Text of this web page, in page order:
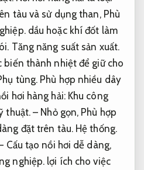
tàu và sử dụng than, Phù
dầu hoặc khí đốt làm
Tăng năng suất sản xuất.
biến thành nhiệt để giữ cho
tùng. Phù hợp nhiều dây
hơi hàng hải: Khu công
thuật.– Nhỏ gọn, Phù hợp
đặt trên tàu. Hệ thống.
Cấu tạo nồi hơi dễ dàng,
nghiệp. lợi ích cho việc